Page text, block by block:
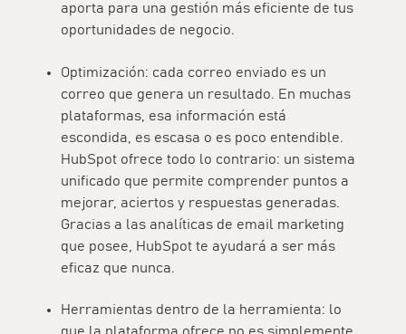
aporta para una gestión más eficiente de tus
oportunidades de negocio.
Optimización: cada correo enviado es un
correo que genera un resultado. En muchas
plataformas, esa información está
escondida, es escasa o es poco entendible.
HubSpot ofrece todo lo contrario: un sistema
unificado que permite comprender puntos a
mejorar, aciertos y respuestas generadas.
Gracias a las analíticas de email marketing
que posee, HubSpot te ayudará a ser más
eficaz que nunca.
Herramientas dentro de la herramienta: lo